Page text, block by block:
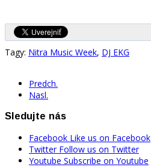
Tagy: Nitra Music Week, DJ EKG
Predch.
Nasl.
Sledujte nás
Facebook Like us on Facebook
Twitter Follow us on Twitter
Youtube Subscribe on Youtube